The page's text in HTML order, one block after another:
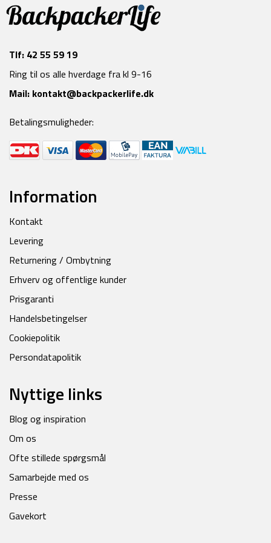
Tlf: 42 55 59 19
Ring til os alle hverdage fra kl 9-16
Mail: kontakt@backpackerlife.dk
Betalingsmuligheder:
Information
Kontakt
Levering
Returnering / Ombytning
Erhverv og offentlige kunder
Prisgaranti
Handelsbetingelser
Cookiepolitik
Persondatapolitik
Nyttige links
Blog og inspiration
Om os
Ofte stillede spørgsmål
Samarbejde med os
Presse
Gavekort